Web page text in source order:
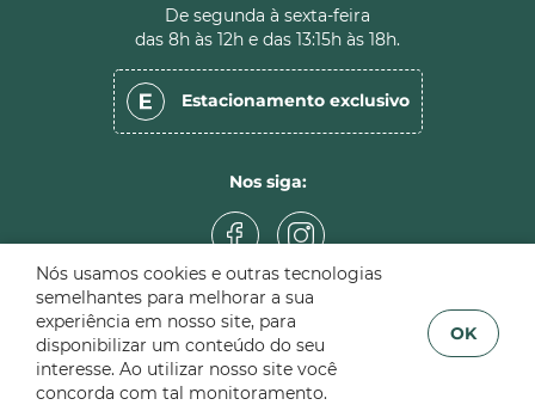
Nós usamos cookies e outras tecnologias
semelhantes para melhorar a sua
experiência em nosso site, para
disponibilizar um conteúdo do seu
interesse. Ao utilizar nosso site você
concorda com tal monitoramento.
OK
De segunda à sexta-feira
das 8h às 12h e das 13:15h às 18h.
Estacionamento exclusivo
Nos siga:
Sândalo Imóveis © 2026. Creci 951-J. Todos os direitos
reservados. Confira nossapolítica de privacidade
SistemaCasaSoft - Feito pelaPaper